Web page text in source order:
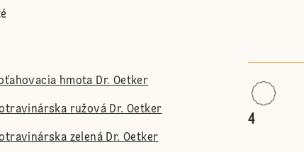
hmota Dr. Oetker
ružová Dr. Oetker
zelená Dr. Oetker
4